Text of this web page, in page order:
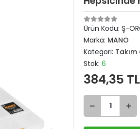
Ürün Kodu: Ş-
Marka: MANO
Kategori:
Stok: 6
384,35 TL